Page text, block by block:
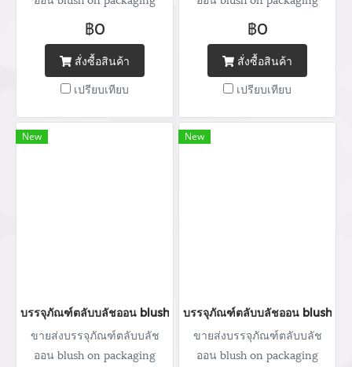
จำหน่ายบรรจุภัณฑ์เครื่อง
สำอางทุกประเภท บริการ
ออกแบบ ผลิตกล่อง สกรีนโลโก้
พิมพ์แบรนด์ Tel : (+66) 020
462 506-112 Mobile: 083 828
9246 Email:
marketing@packingroom.com/
฿0
สั่งซื้อสินค้า
เปรียบเทียบ
จำหน่ายบรรจุภัณฑ์เครื่อง
สำอางทุกประเภท บริการ
ออกแบบ ผลิตกล่อง สกรีนโลโก้
พิมพ์แบรนด์ Tel : (+66) 020
462 506-112 Mobile: 083 828
9246 Email:
marketing@packingroom.com/
฿0
สั่งซื้อสินค้า
เปรียบเทียบ
New
บรรจุภัณฑ์ตลับบลัชออน blush on packaging ร้านขายบรรจุภัณฑ์
ขายส่งบรรจุภัณฑ์ตลับบลัช
ออน blush on packaging
New
บรรจุภัณฑ์ตลับบลัชออน blush on
ขายส่งบรรจุภัณฑ์ตลับบลัช
ออน blush on packaging